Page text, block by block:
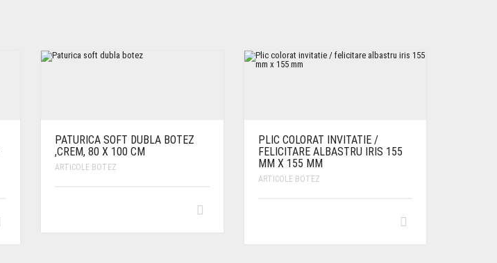
PATURICA SOFT DUBLA BOTEZ
,CREM, 80 X 100 CM
ARTICOLE BOTEZ
PLIC COLORAT INVITATIE /
FELICITARE ALBASTRU IRIS 155
MM X 155 MM
ARTICOLE BOTEZ